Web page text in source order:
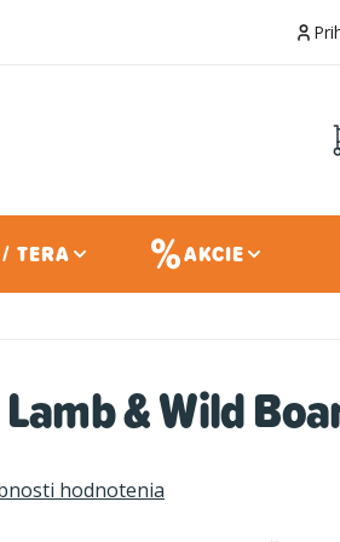
TERA AKCIE
& Wild
hodnotenia